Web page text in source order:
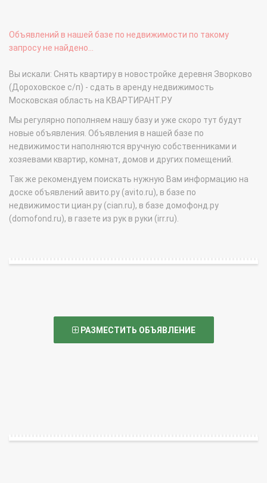
Объявлений в нашей базе по недвижимости по такому
запросу не найдено...
Вы искали: Снять квартиру в новостройке деревня Зворково
(Дороховское с/п) - сдать в аренду недвижимость
Московская область на КВАРТИРАНТ.РУ
Мы регулярно пополняем нашу базу и уже скоро тут будут
новые объявления. Объявления в нашей базе по
недвижимости наполняются вручную собственниками и
хозяевами квартир, комнат, домов и других помещений.
Так же рекомендуем поискать нужную Вам информацию на
доске объявлений авито.ру (avito.ru), в базе по
недвижимости циан.ру (cian.ru), в базе домофонд.ру
(domofond.ru), в газете из рук в руки (irr.ru).
РАЗМЕСТИТЬ ОБЪЯВЛЕНИЕ